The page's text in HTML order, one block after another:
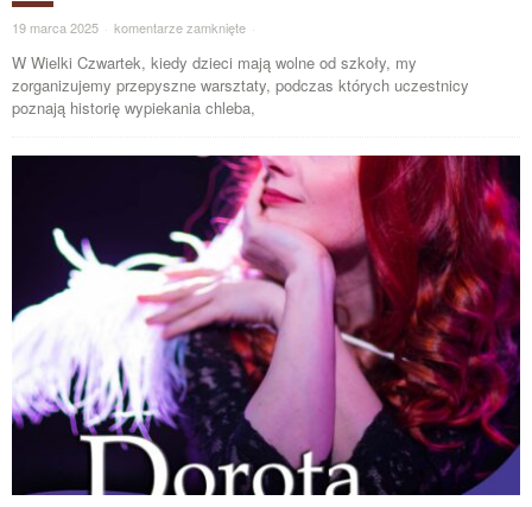
19 marca 2025 · komentarze zamknięte ·
W Wielki Czwartek, kiedy dzieci mają wolne od szkoły, my
zorganizujemy przepyszne warsztaty, podczas których uczestnicy
poznają historię wypiekania chleba,